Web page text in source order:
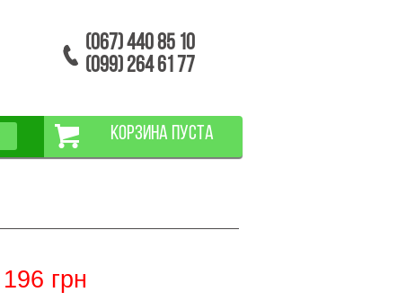
(067) 440 85 10
(099) 264 61 77
КОРЗИНА ПУСТА
196 грн